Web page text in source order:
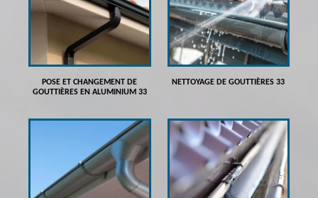
POSE ET CHANGEMENT DE
GOUTTIÈRES EN ALUMINIUM 33
NETTOYAGE DE GOUTTIÈRES 33